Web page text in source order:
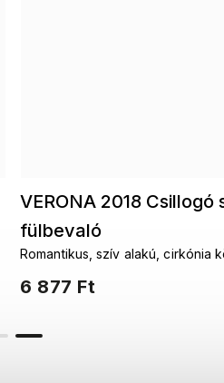
VERONA 2018 Csillogó
fülbevaló
6 877 Ft
Romantikus, szív alakú, cirkónia